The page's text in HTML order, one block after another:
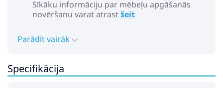
Sīkāku informāciju par mēbeļu apgāšanās
novēršanu varat atrastšeit
Parādīt vairāk
Specifikācija